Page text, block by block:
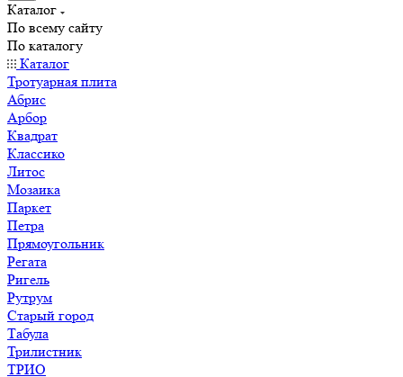
Каталог
По всему сайту
По каталогу
Каталог
Тротуарная плита
Абрис
Арбор
Квадрат
Классико
Литос
Мозаика
Паркет
Петра
Прямоугольник
Регата
Ригель
Рутрум
Старый город
Табула
Трилистник
ТРИО